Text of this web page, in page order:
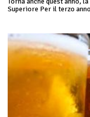
Superiore Per il terzo